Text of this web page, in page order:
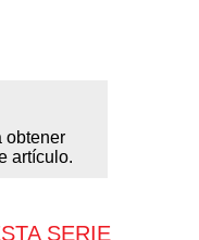
obtener
artículo.
SERIE